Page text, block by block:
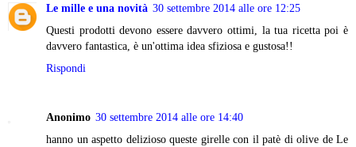
Le mille e una novità 30 settembre 2014 alle ore 12:25
Questi prodotti devono essere davvero ottimi, la tua ricetta poi è
davvero fantastica, è un'ottima idea sfiziosa e gustosa!!
Rispondi
Anonimo 30 settembre 2014 alle ore 14:40
hanno un aspetto delizioso queste girelle con il patè di olive de Le